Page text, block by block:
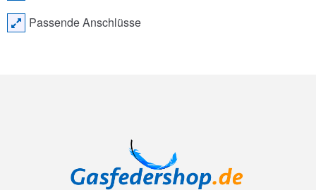
Passende Anschlüsse